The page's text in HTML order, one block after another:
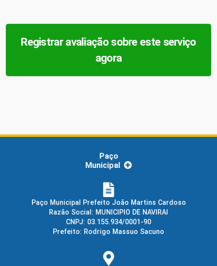
Registrar avaliação sobre este serviço
agora
Paço
Municipal
Paço Municipal Prefeito João Martins Cardoso
Razão Social: MUNICIPIO DE NAVIRAI
CNPJ: 03.155.934/0001-90
Prefeito: Rodrigo Massuo Sacuno